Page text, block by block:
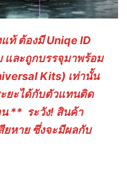
ท้ ต้องมี Uniqe ID
และถูกบรรจุมาพร้อม
Kits) เท่านั้น
ยะได้กับตัวแทนติด
** ระวัง! สินค้า
ยหาย ซึ่งจะมีผลกับ